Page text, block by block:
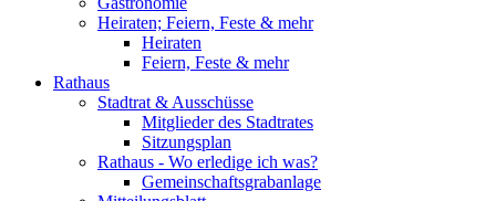
Heiraten; Feiern, Feste & mehr
Heiraten
Feiern, Feste & mehr
Rathaus
Stadtrat & Ausschüsse
Mitglieder des Stadtrates
Sitzungsplan
Rathaus - Wo erledige ich was?
Gemeinschaftsgrabanlage